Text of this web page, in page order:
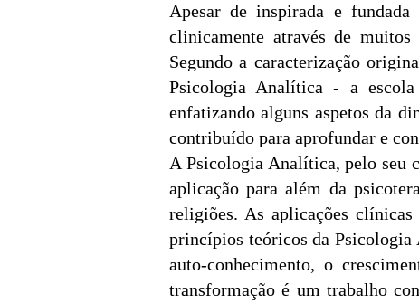
Apesar de inspirada e
clinicamente através de
Segundo a caracterização
Psicologia Analítica - a
enfatizando alguns aspetos da
contribuído para aprofundar e
A Psicologia Analítica, pelo seu
aplicação para além da
religiões. As aplicações clínicas
princípios teóricos da Psicologia
auto-conhecimento, o
transformação é um trabalho